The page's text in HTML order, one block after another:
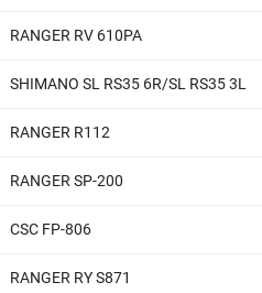
RANGER RV 610PA
SHIMANO SL RS35 6R/SL RS35 3L
RANGER R112
RANGER SP-200
CSC FP-806
RANGER RY S871